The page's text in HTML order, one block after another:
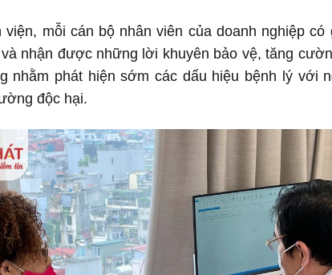
mỗi cán bộ nhân viên của doanh nghiệp có
nhận được những lời khuyên bảo vệ, tăng
nhằm phát hiện sớm các dấu hiệu bệnh lý với
độc hại.